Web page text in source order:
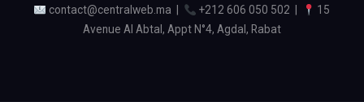
contact@centralweb.ma +212 606 050 502
15
Avenue Al Abtal, Appt N°4, Agdal, Rabat